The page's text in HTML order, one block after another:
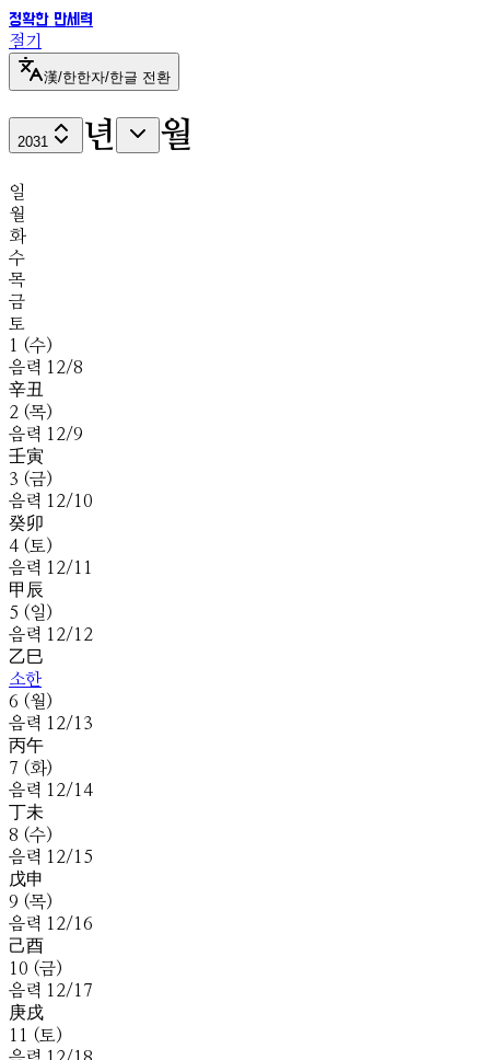
정확한 만세력
절기
漢/한한자/한글 전환
2031 년 월
일
월
화
수
목
금
토
1
(수)
음력 12/8
辛丑
2 (목)
음력 12/9
壬寅
3 (금)
음력 12/10
癸卯
4 (토)
음력 12/11
甲 辰
5 (일 )
음력 12/12
乙巳
소한
6 (월)
음력 12/13
丙午
7 (화)
음력 12/14
丁未
8 (수)
음력 12/15
戊申
9 (목)
음력 12/16
己酉
10 (금)
음력 12/17
庚戌
11
(토)